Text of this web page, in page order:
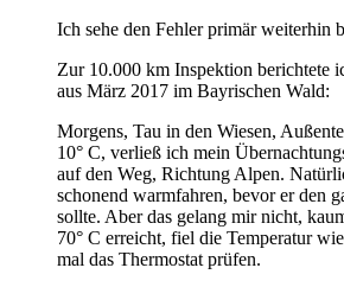
Ich sehe den Fehler primär weiterhin
Zur 10.000 km Inspektion berichtete
aus März 2017 im Bayrischen Wald:
Morgens, Tau in den Wiesen,
10° C, verließ ich mein
auf den Weg, Richtung Alpen.
schonend warmfahren, bevor er den
sollte. Aber das gelang mir nicht,
70° C erreicht, fiel die Temperatur
mal das Thermostat prüfen.